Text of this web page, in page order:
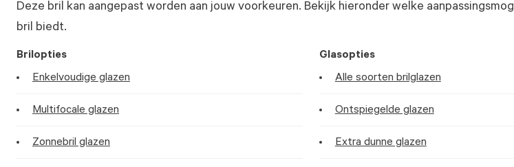
Deze bril kan aangepast worden aan jouw voorkeuren. Bekijk hieronder welke
bril biedt.
Brilopties
Enkelvoudige glazen
Multifocale glazen
Zonnebril glazen
Glasopties
Alle soorten brilglazen
Ontspiegelde glazen
Extra dunne glazen